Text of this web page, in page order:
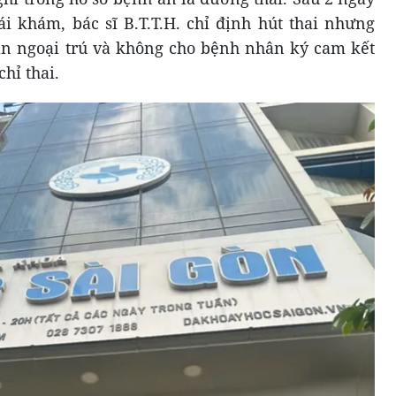
khám, bác sĩ B.T.T.H. chỉ định hút thai nhưng
ngoại trú và không cho bệnh nhân ký cam kết
thai.